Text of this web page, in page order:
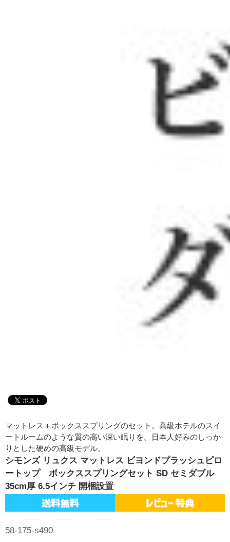
マットレス＋ボックススプリングのセット。高級ホテルのスイ
ートルームのような質の高い深い眠りを。日本人好みのしっか
りとした硬めの高級モデル。
シモンズ リュクス マットレス ビヨンドプラッシュピロ
ートップ ボックススプリングセット SD セミダブル
35cm厚 6.5インチ 開梱設置
58-175-s490